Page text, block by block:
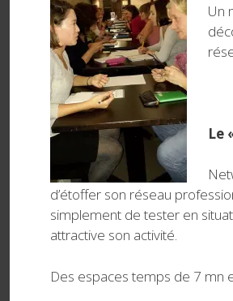
Un
Le
d’étoffer son réseau
simplement de tester en
attractive son activité.
Des espaces temps de 7 mn